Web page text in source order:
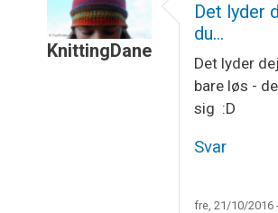
KnittingDane
Lisa
Det lyder
du…
Det lyder
bare løs -
sig :D
Svar
fre, 21/10/2016